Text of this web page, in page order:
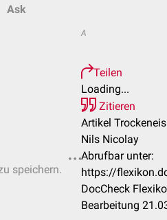
Ask
speichern.
A
Teilen
Loading...
Zitieren
Artikel
Nils Nicolay
Abrufbar unter:
https://
DocCheck
Bearbeitung